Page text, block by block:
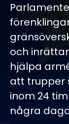
och
hjälpa
att trupper
inom 24
några